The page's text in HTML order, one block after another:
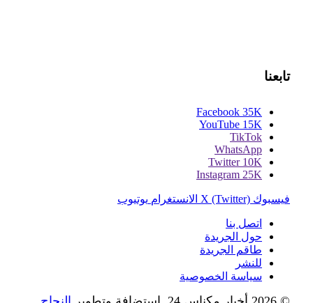
تابعنا
Facebook 35K
YouTube 15K
TikTok
WhatsApp
Twitter 10K
Instagram 25K
فيسبوك X (Twitter) الانستغرام يوتيوب
اتصل بنا
حول الجريدة
طاقم الجريدة
للنشر
سياسة الخصوصية